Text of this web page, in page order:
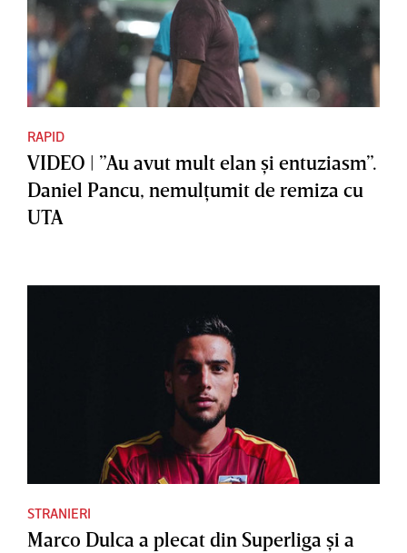
RAPID
VIDEO | ”Au avut mult elan şi entuziasm”.
Daniel Pancu, nemulţumit de remiza cu
UTA
STRANIERI
Marco Dulca a plecat din Superliga şi a